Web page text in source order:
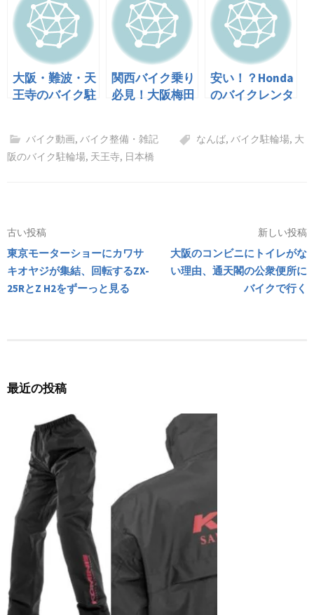
大阪・難波・天
王寺のバイク駐
をさがす
関西バイク乗り
必見！大阪梅田
安い！？Honda
のバイクレンタ
クしてみた
バイク動画, バイク整備・雑記 なんば, バイク駐輪場, 大
阪のバイク駐輪場, 天王寺, 日本橋
投
稿
ナ
シ
古い投稿
東京モーターショーにカワサ
キオヤジが集結、回転するZX-
25RとZ H2をずーっと見る
新しい投稿
大阪のコンビニにトイレがな
い理由、通天閣の公衆便所に
バイクで行く
最近の投稿